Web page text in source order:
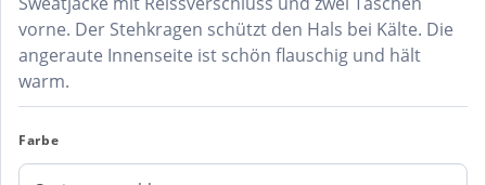
vorne. Der Stehkragen schützt den Hals bei Kälte. Die
angeraute Innenseite ist schön flauschig und hält
warm.
Farbe